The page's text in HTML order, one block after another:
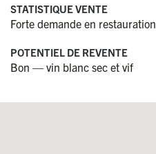
STATISTIQUE VENTE
Forte demande en restauration
POTENTIEL DE REVENTE
Bon — vin blanc sec et vif